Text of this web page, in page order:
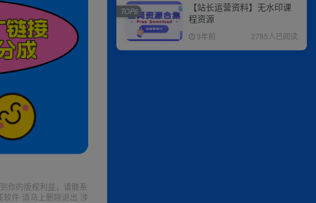
你的版权利益，请联系
件 请马上删除退出 涉
【站长运营资料】无水印课
程资源
3年前 2785人已阅读
TOP6